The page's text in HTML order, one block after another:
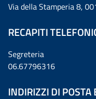
Via della Stamperia 8,
RECAPITI
Segreteria
06.67796316
INDIRIZZI DI POSTA